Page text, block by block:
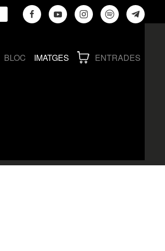
BLOC IMATGES ENTRADES